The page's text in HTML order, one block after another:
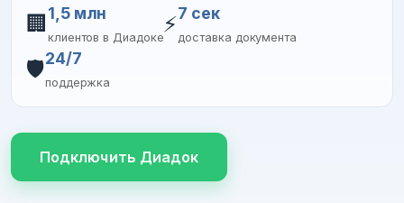
🏢 1,5 млн
клиентов в Диадоке
⚡7 сек
доставка документа
🛡️24/7
поддержка
Подключить Диадок